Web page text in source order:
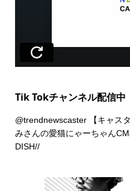
Tik Tokチャンネル配信中
@trendnewscaster【キャス
みさんの愛猫にゃーちゃん
DISH//